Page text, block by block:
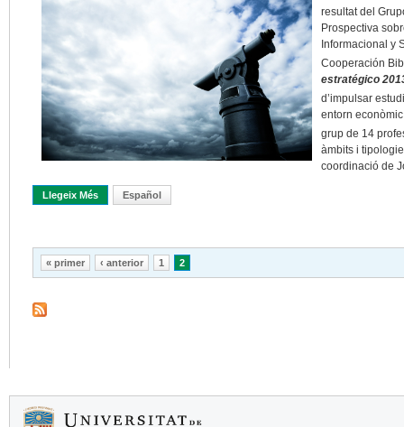
resultat del
Prospectiva
Informacional y
Cooperación
estratégico
d’impulsar
entorn
grup de 14
àmbits i
coordinació de
Llegeix Més Sobre El Futur Ja És Aquí: 10 Tendències Per A Les Nostres
Español
Pàgines
« primer ‹ anterior 1 2